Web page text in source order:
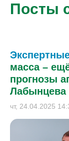
Посты
масса –
прогнозы
чт, 24.04.2025